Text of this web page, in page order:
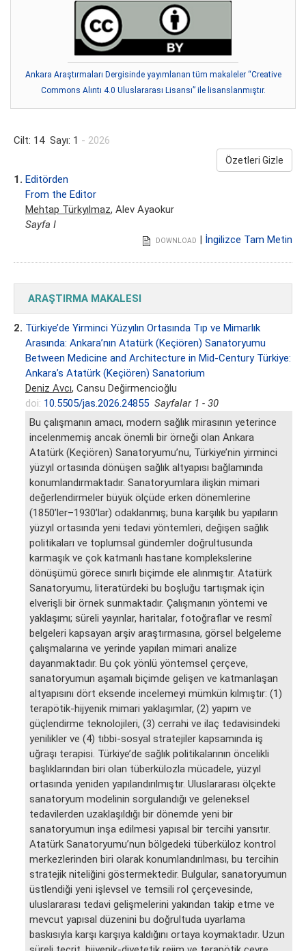
Ankara Araştırmaları Dergisinde yayımlanan tüm makaleler “Creative
Commons Alıntı 4.0 Uluslararası Lisansı” ile lisanslanmıştır.
Cilt: 14 Sayı: 1 - 2026
Özetleri Gizle
1. Editörden
From the Editor
Mehtap Türkyılmaz, Alev Ayaokur
Sayfa I
DOWNLOAD | İngilizce Tam Metin
ARAŞTIRMA MAKALESI
2. Türkiye’de Yirminci Yüzyılın Ortasında Tıp ve Mimarlık
Arasında: Ankara’nın Atatürk (Keçiören) Sanatoryumu
Between Medicine and Architecture in Mid-Century Türkiye:
Ankara’s Atatürk (Keçiören) Sanatorium
Deniz Avcı, Cansu Değirmencioğlu
doi: 10.5505/jas.2026.24855 Sayfalar 1 - 30
Bu çalışmanın amacı, modern sağlık mirasının yeterince
incelenmemiş ancak önemli bir örneği olan Ankara
Atatürk (Keçiören) Sanatoryumu’nu, Türkiye’nin yirminci
yüzyıl ortasında dönüşen sağlık altyapısı bağlamında
konumlandırmaktadır. Sanatoryumlara ilişkin mimari
değerlendirmeler büyük ölçüde erken dönemlerine
(1850’ler–1930’lar) odaklanmış; buna karşılık bu yapıların
yüzyıl ortasında yeni tedavi yöntemleri, değişen sağlık
politikaları ve toplumsal gündemler doğrultusunda
karmaşık ve çok katmanlı hastane komplekslerine
dönüşümü görece sınırlı biçimde ele alınmıştır. Atatürk
Sanatoryumu, literatürdeki bu boşluğu tartışmak için
elverişli bir örnek sunmaktadır. Çalışmanın yöntemi ve
yaklaşımı; süreli yayınlar, haritalar, fotoğraflar ve resmî
belgeleri kapsayan arşiv araştırmasına, görsel belgeleme
çalışmalarına ve yerinde yapılan mimari analize
dayanmaktadır. Bu çok yönlü yöntemsel çerçeve,
sanatoryumun aşamalı biçimde gelişen ve katmanlaşan
altyapısını dört eksende incelemeyi mümkün kılmıştır: (1)
terapötik-hijyenik mimari yaklaşımlar, (2) yapım ve
güçlendirme teknolojileri, (3) cerrahi ve ilaç tedavisindeki
yenilikler ve (4) tıbbi-sosyal stratejiler kapsamında iş
uğraşı terapisi. Türkiye’de sağlık politikalarının öncelikli
başlıklarından biri olan tüberkülozla mücadele, yüzyıl
ortasında yeniden yapılandırılmıştır. Uluslararası ölçekte
sanatoryum modelinin sorgulandığı ve geleneksel
tedavilerden uzaklaşıldığı bir dönemde yeni bir
sanatoryumun inşa edilmesi yapısal bir tercihi yansıtır.
Atatürk Sanatoryumu’nun bölgedeki tüberküloz kontrol
merkezlerinden biri olarak konumlandırılması, bu tercihin
stratejik niteliğini göstermektedir. Bulgular, sanatoryumun
üstlendiği yeni işlevsel ve temsili rol çerçevesinde,
uluslararası tedavi gelişmelerini yakından takip etme ve
mevcut yapısal düzenini bu doğrultuda uyarlama
baskısıyla karşı karşıya kaldığını ortaya koymaktadır. Uzun